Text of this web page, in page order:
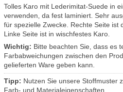
Tolles Karo mit Lederimitat-Suede in
verwenden, da fest laminiert. Sehr
für spezielle Zwecke. Rechte Seite ist
Linke Seite ist in wischfestes Karo.
Wichtig: Bitte beachten Sie, dass es
Farbabweichungen zwischen den
gelieferten Ware geben kann.
Tipp: Nutzen Sie unsere Stoffmuster
Farb- und Materialeigenschaften.